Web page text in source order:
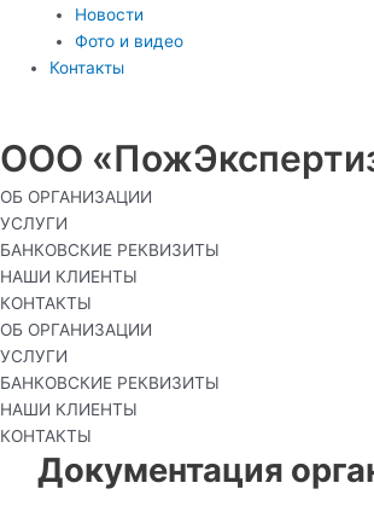
Новости
Фото и видео
Контакты
ООО
ОБ ОРГАНИЗАЦИИ
УСЛУГИ
БАНКОВСКИЕ РЕКВИЗИТЫ
НАШИ КЛИЕНТЫ
КОНТАКТЫ
ОБ ОРГАНИЗАЦИИ
УСЛУГИ
БАНКОВСКИЕ РЕКВИЗИТЫ
НАШИ КЛИЕНТЫ
КОНТАКТЫ
Документация